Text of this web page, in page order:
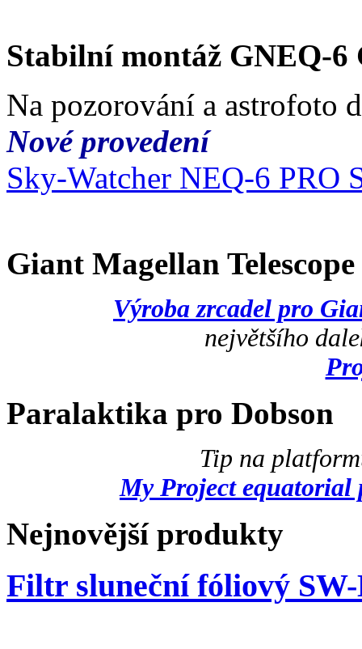
Stabilní montáž GNEQ-6
Na pozorování a astrofoto
Nové provedení
Sky-Watcher NEQ-6 PRO
Giant Magellan
Výroba zrcadel pro
největšího
Paralaktika pro Dobson
Tip na
My Project equatorial
Nejnovější produkty
Filtr sluneční fóliový SW-